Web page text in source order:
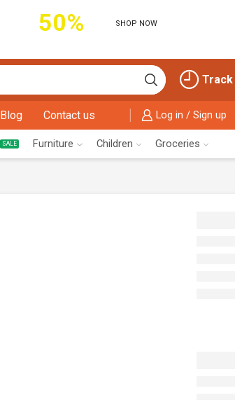
50% SHOP NOW
Blog Contact us Log in / Sign up
SALE Furniture Children Groceries